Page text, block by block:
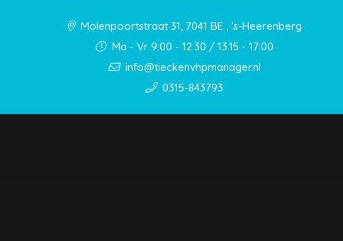
Molenpoortstraat 31, 7041 BE , ’s-Heerenberg
Ma - Vr 9:00 - 12.30 / 13.15 - 17:00
info@tieckenvhpmanager.nl
0315-843793